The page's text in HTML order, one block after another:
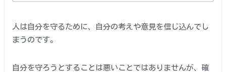
人は自分を守るために、自分の考えや意見を信じ込んでし
まうのです。
自分を守ろうとすることは悪いことではありませんが、確